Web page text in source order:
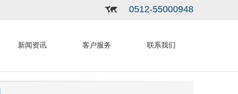
0512-55000948
新闻资讯 客户服务 联系我们